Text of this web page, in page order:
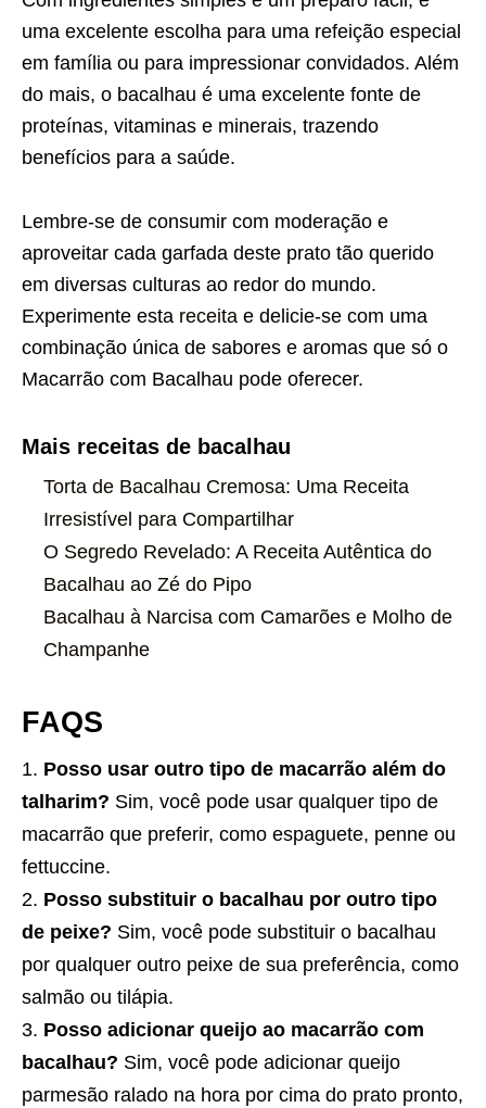
uma excelente escolha para uma refeição especial
em família ou para impressionar convidados. Além
do mais, o bacalhau é uma excelente fonte de
proteínas, vitaminas e minerais, trazendo
benefícios para a saúde.
Lembre-se de consumir com moderação e
aproveitar cada garfada deste prato tão querido
em diversas culturas ao redor do mundo.
Experimente esta receita e delicie-se com uma
combinação única de sabores e aromas que só o
Macarrão com Bacalhau pode oferecer.
Mais receitas de bacalhau
Torta de Bacalhau Cremosa: Uma Receita
Irresistível para Compartilhar
O Segredo Revelado: A Receita Autêntica do
Bacalhau ao Zé do Pipo
Bacalhau à Narcisa com Camarões e Molho de
Champanhe
FAQS
Posso usar outro tipo de macarrão além do
talharim? Sim, você pode usar qualquer tipo de
macarrão que preferir, como espaguete, penne ou
fettuccine.
Posso substituir o bacalhau por outro tipo
de peixe? Sim, você pode substituir o bacalhau
por qualquer outro peixe de sua preferência, como
salmão ou tilápia.
Posso adicionar queijo ao macarrão com
bacalhau? Sim, você pode adicionar queijo
parmesão ralado na hora por cima do prato pronto,